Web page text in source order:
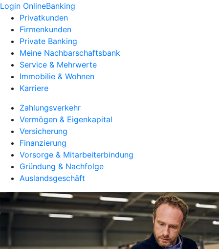
Login OnlineBanking
Privatkunden
Firmenkunden
Private Banking
Meine Nachbarschaftsbank
Service & Mehrwerte
Immobilie & Wohnen
Karriere
Zahlungsverkehr
Vermögen & Eigenkapital
Versicherung
Finanzierung
Vorsorge & Mitarbeiterbindung
Gründung & Nachfolge
Auslandsgeschäft